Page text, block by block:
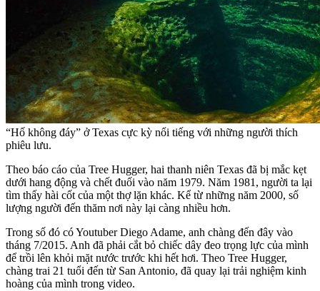
“Hố không đáy” ở Texas cực kỳ nổi tiếng với những người thích
phiêu lưu.
Theo báo cáo của Tree Hugger, hai thanh niên Texas đã bị mắc kẹt
dưới hang động và chết đuối vào năm 1979. Năm 1981, người ta lại
tìm thấy hài cốt của một thợ lặn khác. Kể từ những năm 2000, số
lượng người đến thăm nơi này lại càng nhiều hơn.
Trong số đó có Youtuber Diego Adame, anh chàng đến đây vào
tháng 7/2015. Anh đã phải cắt bỏ chiếc dây đeo trọng lực của mình
để trồi lên khỏi mặt nước trước khi hết hơi. Theo Tree Hugger,
chàng trai 21 tuổi đến từ San Antonio, đã quay lại trải nghiệm kinh
hoàng của mình trong video.